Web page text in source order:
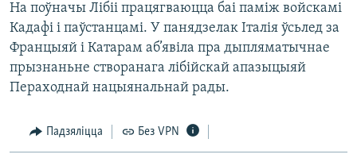
На поўначы Лібіі працягваюцца баі паміж войскамі
Кадафі і паўстанцамі. У панядзелак Італія ўсьлед за
Францыяй і Катарам аб’явіла пра дыпляматычнае
прызнаньне створанага лібійскай апазыцыяй
Пераходнай нацыянальнай рады.
Падзяліцца Без VPN